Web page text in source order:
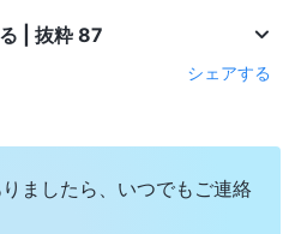
| 抜粋 87
シェアする
ましたら、いつでもご連絡